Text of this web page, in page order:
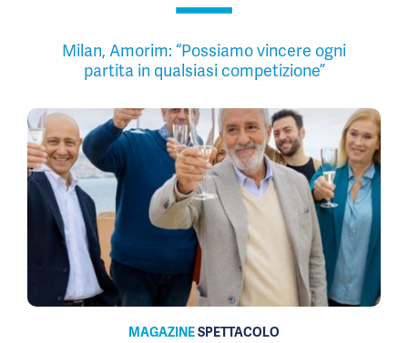
Milan, Amorim: “Possiamo vincere ogni
partita in qualsiasi competizione”
MAGAZINESPETTACOLO